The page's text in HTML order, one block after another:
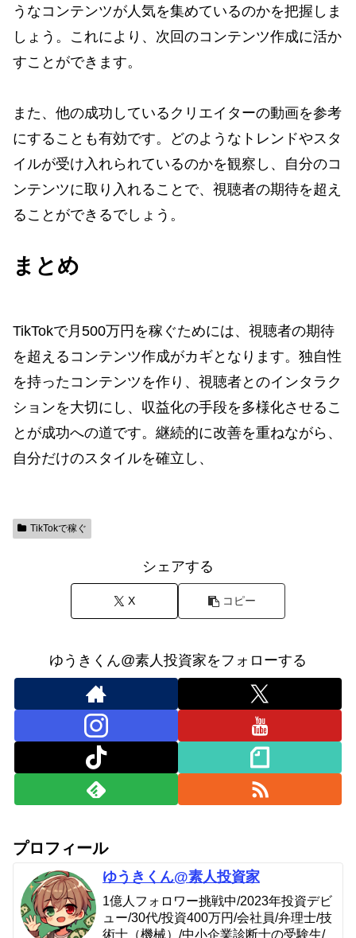
うなコンテンツが人気を集めているのかを把握しま
しょう。これにより、次回のコンテンツ作成に活か
すことができます。
また、他の成功しているクリエイターの動画を参考
にすることも有効です。どのようなトレンドやスタ
イルが受け入れられているのかを観察し、自分のコ
ンテンツに取り入れることで、視聴者の期待を超え
ることができるでしょう。
まとめ
TikTokで月500万円を稼ぐためには、視聴者の期待
を超えるコンテンツ作成がカギとなります。独自性
を持ったコンテンツを作り、視聴者とのインタラク
ションを大切にし、収益化の手段を多様化させるこ
とが成功への道です。継続的に改善を重ねながら、
自分だけのスタイルを確立し、
TikTokで稼ぐ
シェアする
X コピー
ゆうきくん@素人投資家をフォローする
プロフィール
ゆうきくん@素人投資家
1億人フォロワー挑戦中/2023年投資デビ
ュー/30代/投資400万円/会社員/弁理士/技
術士（機械）/中小企業診断士の受験生/